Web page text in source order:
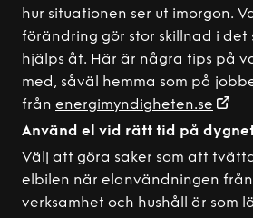
hur situationen ser ut imorgon.
förändring gör stor skillnad i det
hjälps åt. Här är några tips på
med, såväl hemma som på
från energimyndigheten.se
Använd el vid rätt tid på
Välj att göra saker som att
elbilen när elanvändningen
verksamhet och hushåll är som